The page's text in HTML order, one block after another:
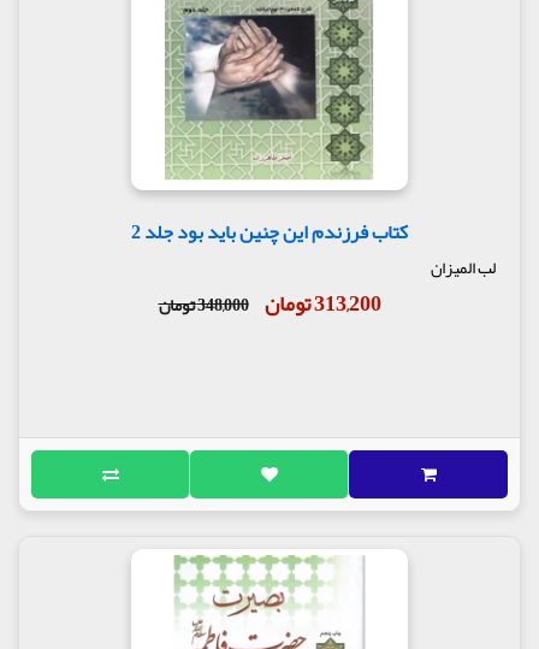
کتاب فرزندم این چنین باید بود جلد 2
لب المیزان
313,200 تومان 348,000 تومان